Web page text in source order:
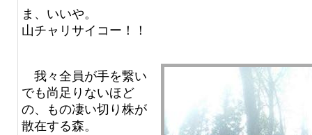
ま、いいや。
山チャリサイコー！！
我々全員が手を繋い
でも尚足りないほど
の、もの凄い切り株が
散在する森。